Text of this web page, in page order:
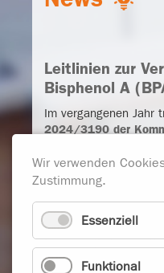
Leitlinien zur
Bisphenol A
Im vergangenen Jahr
2024/3190 der
und
bestimmt sind, mit
Verbot der
Materialien, die mit
kommen
Contact Materials -
Wir verwenden
Zustimmung.
Essenziell
Funktional